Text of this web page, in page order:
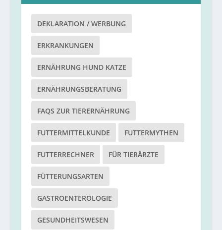
DEKLARATION / WERBUNG
ERKRANKUNGEN
ERNÄHRUNG HUND KATZE
ERNÄHRUNGSBERATUNG
FAQS ZUR TIERERNÄHRUNG
FUTTERMITTELKUNDE FUTTERMYTHEN
FUTTERRECHNER FÜR TIERÄRZTE
FÜTTERUNGSARTEN
GASTROENTEROLOGIE
GESUNDHEITSWESEN